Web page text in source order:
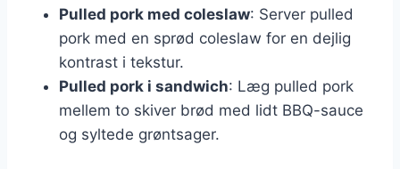
Pulled pork med coleslaw: Server pulled
pork med en sprød coleslaw for en dejlig
kontrast i tekstur.
Pulled pork i sandwich: Læg pulled pork
mellem to skiver brød med lidt BBQ-sauce
og syltede grøntsager.